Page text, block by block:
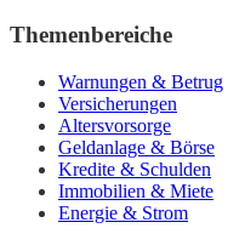
Themenbereiche
Warnungen & Betrug
Versicherungen
Altersvorsorge
Geldanlage & Börse
Kredite & Schulden
Immobilien & Miete
Energie & Strom